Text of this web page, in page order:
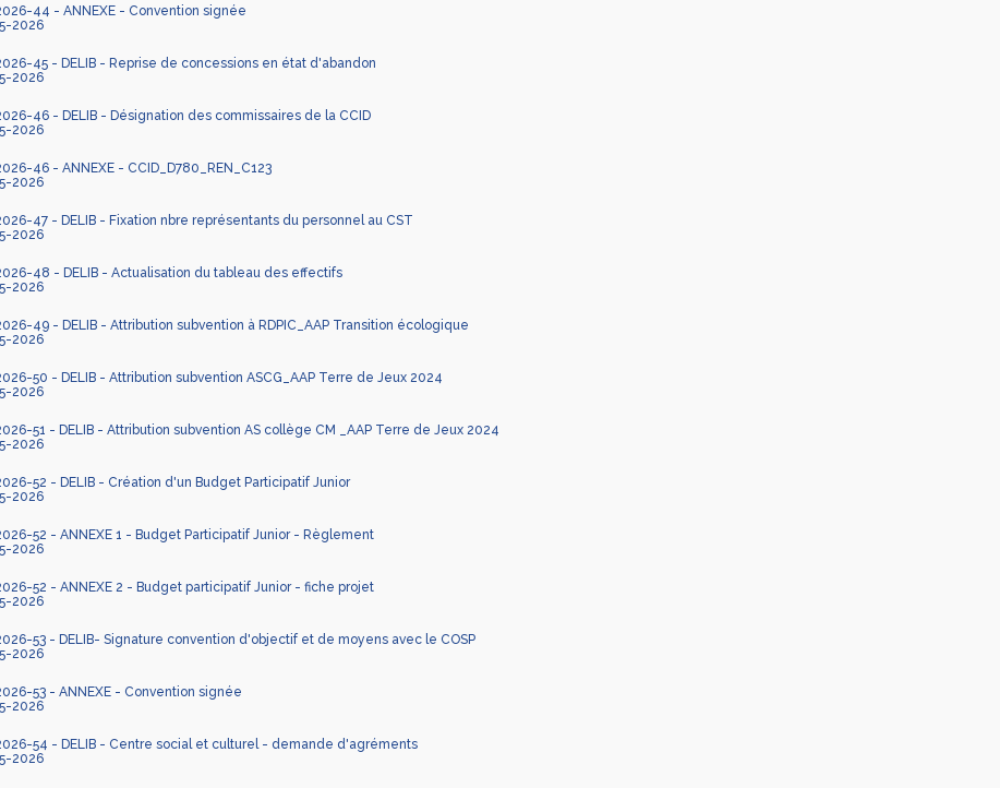
44 - ANNEXE - Convention signée
2026
45 - DELIB - Reprise de concessions en état d'abandon
2026
46 - DELIB - Désignation des commissaires de la CCID
2026
46 - ANNEXE - CCID_D780_REN_C123
2026
47 - DELIB - Fixation nbre représentants du personnel au CST
2026
48 - DELIB - Actualisation du tableau des effectifs
2026
49 - DELIB - Attribution subvention à RDPIC_AAP Transition écologique
2026
50 - DELIB - Attribution subvention ASCG_AAP Terre de Jeux 2024
2026
51 - DELIB - Attribution subvention AS collège CM _AAP Terre de Jeux 2024
2026
52 - DELIB - Création d'un Budget Participatif Junior
2026
52 - ANNEXE 1 - Budget Participatif Junior - Règlement
2026
52 - ANNEXE 2 - Budget participatif Junior - fiche projet
2026
53 - DELIB- Signature convention d'objectif et de moyens avec le COSP
2026
53 - ANNEXE - Convention signée
2026
54 - DELIB - Centre social et culturel - demande d'agréments
2026